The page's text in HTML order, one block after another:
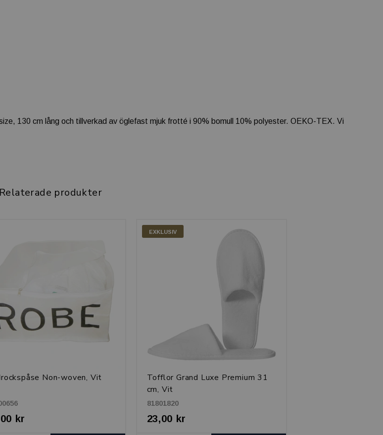
130 cm lång och tillverkad av öglefast mjuk frotté i 90% bomull 10% polyester. OEKO-TEX. Vi
Relaterade produkter
Non-woven, Vit
kr
EXKLUSIV
Tofflor Grand Luxe Premium 31
cm, Vit
81801820
23,00 kr